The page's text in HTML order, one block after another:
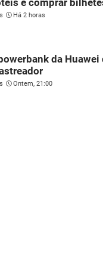
e comprar
Há 2 horas
da
Ontem, 21:00